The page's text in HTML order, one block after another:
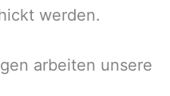
werden.
arbeiten unsere